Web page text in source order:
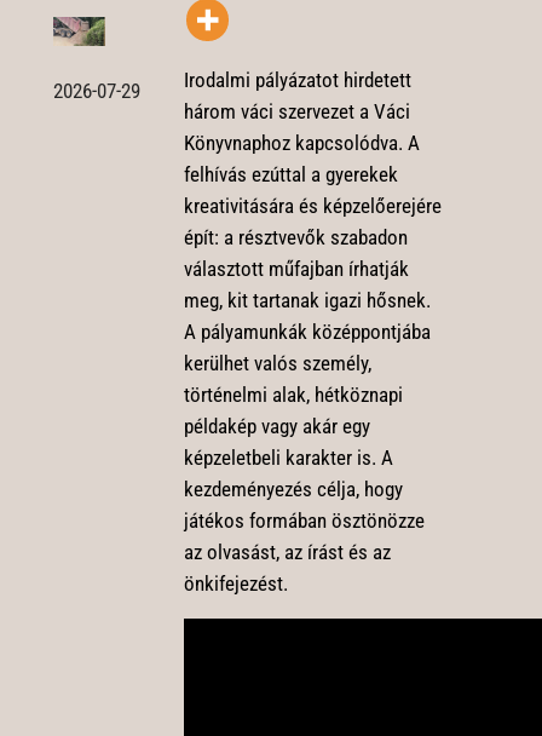
2026-07-29
Irodalmi pályázatot hirdetett
három váci szervezet a Váci
Könyvnaphoz kapcsolódva. A
felhívás ezúttal a gyerekek
kreativitására és képzelőerejére
épít: a résztvevők szabadon
választott műfajban írhatják
meg, kit tartanak igazi hősnek.
A pályamunkák középpontjába
kerülhet valós személy,
történelmi alak, hétköznapi
példakép vagy akár egy
képzeletbeli karakter is. A
kezdeményezés célja, hogy
játékos formában ösztönözze
az olvasást, az írást és az
önkifejezést.